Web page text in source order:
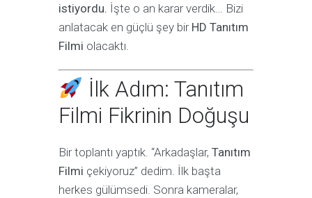
istiyordu. İşte o an karar verdik… Bizi
anlatacak en güçlü şey bir HD Tanıtım
Filmi olacaktı.
İlk Adım: Tanıtım
Filmi Fikrinin Doğuşu
Bir toplantı yaptık. “Arkadaşlar, Tanıtım
Filmi çekiyoruz” dedim. İlk başta
herkes gülümsedi. Sonra kameralar,